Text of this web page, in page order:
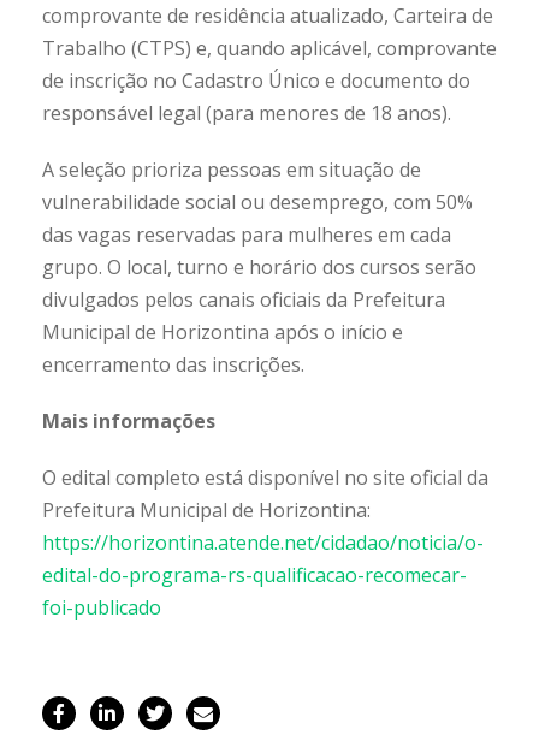
comprovante de residência atualizado, Carteira de
Trabalho (CTPS) e, quando aplicável, comprovante
de inscrição no Cadastro Único e documento do
responsável legal (para menores de 18 anos).
A seleção prioriza pessoas em situação de
vulnerabilidade social ou desemprego, com 50%
das vagas reservadas para mulheres em cada
grupo. O local, turno e horário dos cursos serão
divulgados pelos canais oficiais da Prefeitura
Municipal de Horizontina após o início e
encerramento das inscrições.
Mais informações
O edital completo está disponível no site oficial da
Prefeitura Municipal de Horizontina:
https://horizontina.atende.net/cidadao/noticia/o-
edital-do-programa-rs-qualificacao-recomecar-
foi-publicado